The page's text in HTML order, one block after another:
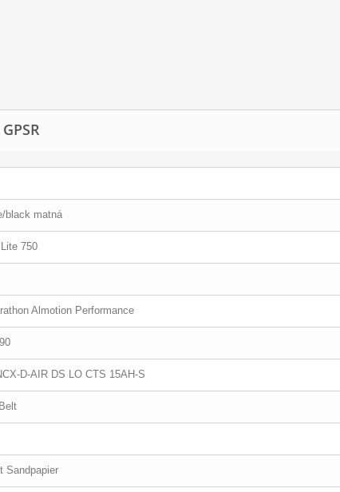
black matná
750
Almotion Performance
D-AIR DS LO CTS 15AH-S
Sandpapier